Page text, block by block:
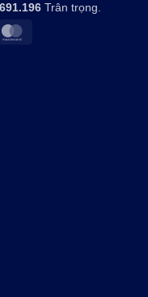
Trân trọng.